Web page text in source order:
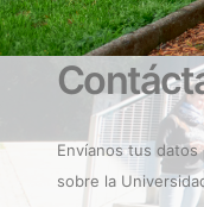
Envíanos tus
sobre la